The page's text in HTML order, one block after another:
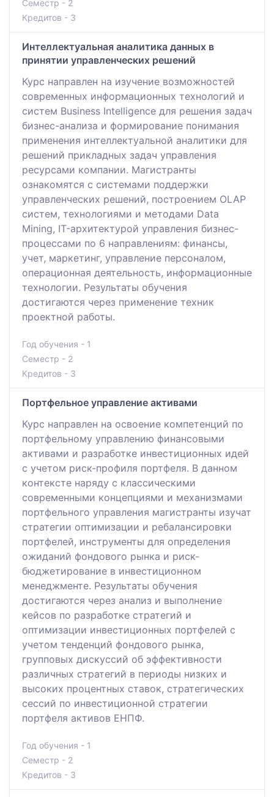
Семестр - 2
Кредитов - 3
Интеллектуальная аналитика данных в
принятии управленческих решений
Курс направлен на изучение возможностей
современных информационных технологий и
систем Business Intelligence для решения задач
бизнес-анализа и формирование понимания
применения интеллектуальной аналитики для
решений прикладных задач управления
ресурсами компании. Магистранты
ознакомятся с системами поддержки
управленческих решений, построением OLAP
систем, технологиями и методами Data
Mining, IT-архитектурой управления бизнес-
процессами по 6 направлениям: финансы,
учет, маркетинг, управление персоналом,
операционная деятельность, информационные
технологии. Результаты обучения
достигаются через применение техник
проектной работы.
Год обучения - 1
Семестр - 2
Кредитов - 3
Портфельное управление активами
Курс направлен на освоение компетенций по
портфельному управлению финансовыми
активами и разработке инвестиционных идей
с учетом риск-профиля портфеля. В данном
контексте наряду с классическими
современными концепциями и механизмами
портфельного управления магистранты изучат
стратегии оптимизации и ребалансировки
портфелей, инструменты для определения
ожиданий фондового рынка и риск-
бюджетирование в инвестиционном
менеджменте. Результаты обучения
достигаются через анализ и выполнение
кейсов по разработке стратегий и
оптимизации инвестиционных портфелей с
учетом тенденций фондового рынка,
групповых дискуссий об эффективности
различных стратегий в периоды низких и
высоких процентных ставок, стратегических
сессий по инвестиционной стратегии
портфеля активов ЕНПФ.
Год обучения - 1
Семестр - 2
Кредитов - 3